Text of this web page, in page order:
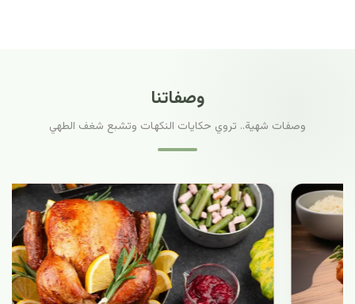
وصفاتنا
وصفات شهية.. تروي حكايات النكهات وتشبع شغف الطهي